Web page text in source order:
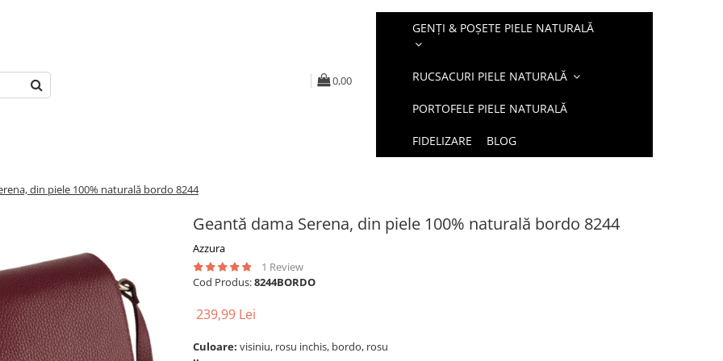
0,00
GENȚI & POȘETE PIELE NATURALĂ
RUCSACURI PIELE NATURALĂ
PORTOFELE PIELE NATURALĂ
FIDELIZARE BLOG
din piele 100% naturală bordo 8244
Geantă dama Serena, din piele 100% naturală bordo 8244
Azzura
1 Review
Cod Produs:8244BORDO
239,99 Lei
Culoare: visiniu, rosu inchis, bordo, rosu